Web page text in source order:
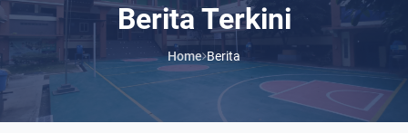
Berita Terkini
Home Berita